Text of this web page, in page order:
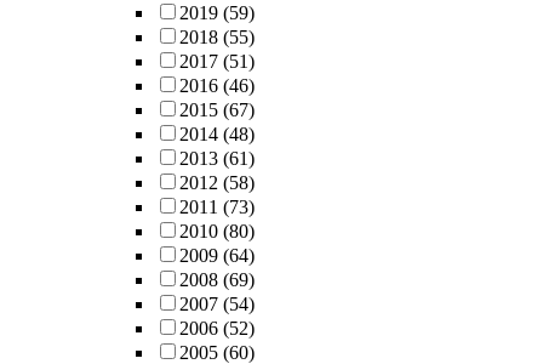
2019 (59)
2018 (55)
2017 (51)
2016 (46)
2015 (67)
2014 (48)
2013 (61)
2012 (58)
2011 (73)
2010 (80)
2009 (64)
2008 (69)
2007 (54)
2006 (52)
2005 (60)